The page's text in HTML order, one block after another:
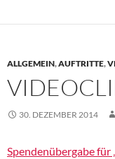
ALLGEMEIN,AUFTRITTE,
30. DEZEMBER 2014
Spendenübergabe für